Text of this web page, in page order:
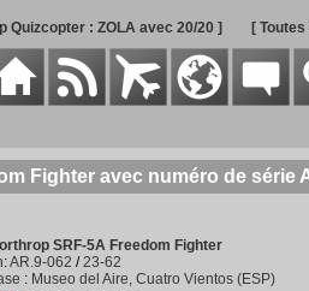
Quizcopter : ZOLA avec 20/20 ] [
Fighter avec numéro de série
SRF-5A Freedom Fighter
:AR.9-062 /23-62
: Museo del Aire, Cuatro Vientos (ESP)